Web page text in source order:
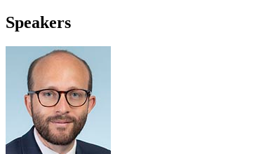
Speakers